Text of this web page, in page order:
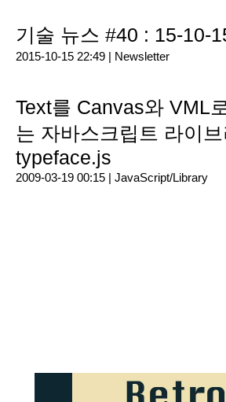
기술 뉴스 #40 : 15-10-
2015-10-15 22:49 | Newsletter
Text를 Canvas와 VML
는 자바스크립트 라이
typeface.js
2009-03-19 00:15 | JavaScript/Library